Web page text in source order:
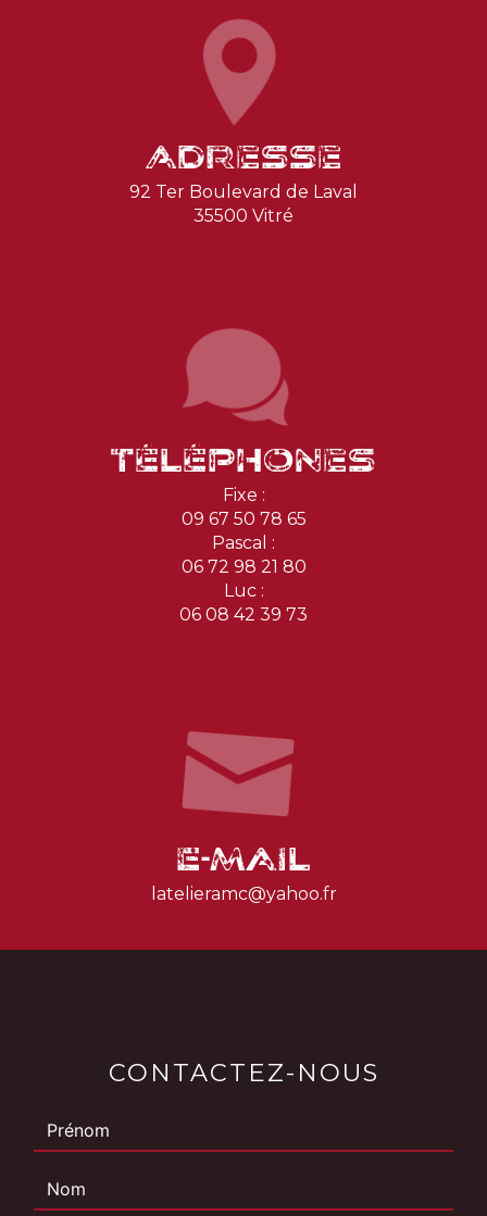
Adresse
92 Ter Boulevard de Laval
35500 Vitré
Téléphones
Fixe :
09 67 50 78 65
Pascal :
06 72 98 21 80
Luc :
06 08 42 39 73
E-mail
latelieramc@yahoo.fr
CONTACTEZ-NOUS